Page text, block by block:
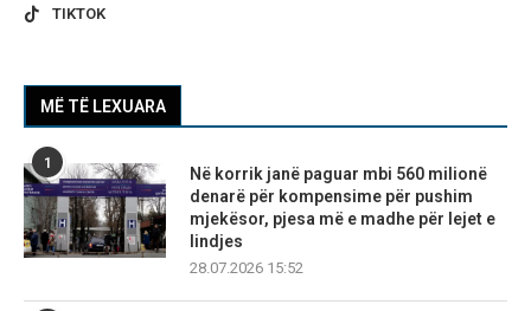
TIKTOK
MË TË LEXUARA
1
Në korrik janë paguar mbi 560 milionë
denarë për kompensime për pushim
mjekësor, pjesa më e madhe për lejet e
lindjes
28.07.2026 15:52